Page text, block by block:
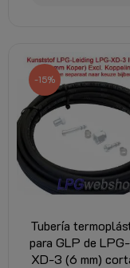
-15%
Tubería
para GLP de
XD-3 (6 mm)